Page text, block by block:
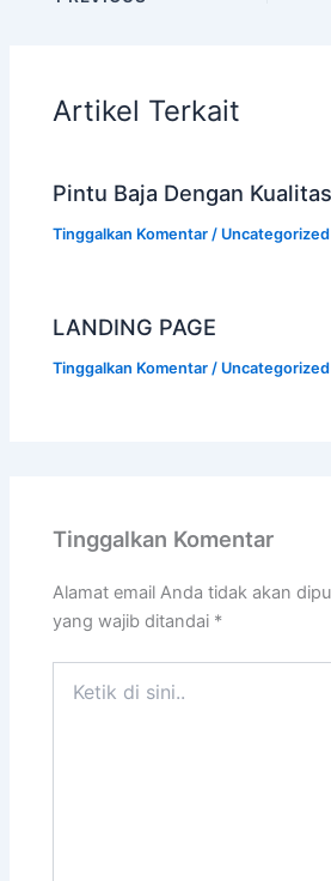
Artikel Terkait
Pintu Baja Dengan
Tinggalkan Komentar / Uncategorized
LANDING PAGE
Tinggalkan Komentar / Uncategorized
Tinggalkan Komentar
Alamat email Anda tidak akan
yang wajib ditandai *